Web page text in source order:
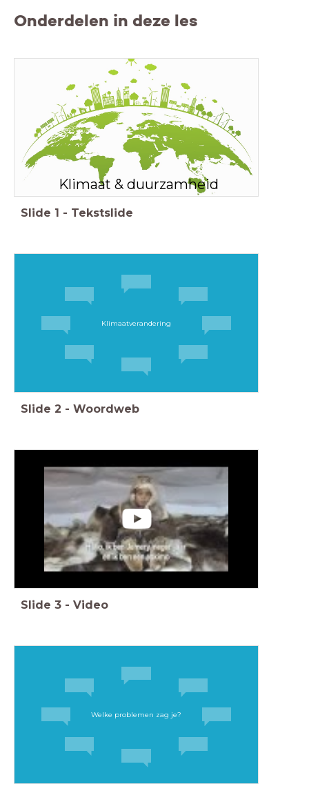
Onderdelen in deze les
Klimaat & duurzamheid
Slide 1 - Tekstslide
Klimaatverandering
Slide 2 - Woordweb
Slide 3 - Video
Welke problemen zag je?